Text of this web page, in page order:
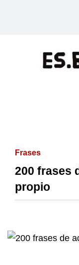
Frases
200 frases
propio